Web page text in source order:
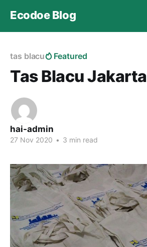
Ecodoe Blog
tas blacu Featured
Tas Blacu Jakarta
hai-admin
27 Nov 2020 • 3 min read